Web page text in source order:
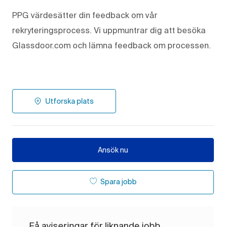
PPG värdesätter din feedback om vår
rekryteringsprocess. Vi uppmuntrar dig att besöka
Glassdoor.com och lämna feedback om processen.
Utforska plats
Ansök nu
Spara jobb